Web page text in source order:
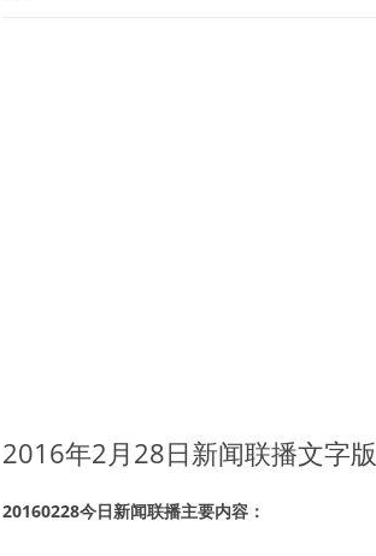
2016年2月28日新闻联播文字版
20160228今日新闻联播主要内容：